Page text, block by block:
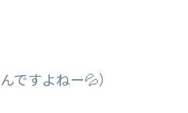
ですよねー💦）